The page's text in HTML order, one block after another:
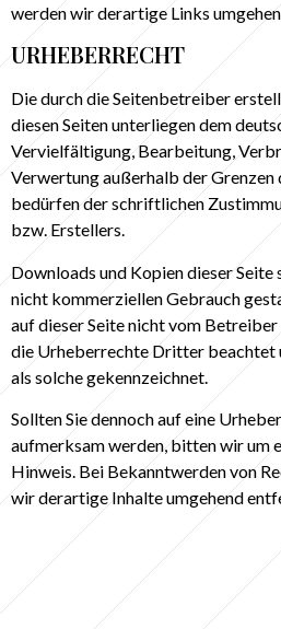
werden wir derartige Links
URHEBERRECHT
Die durch die Seitenbetreiber
diesen Seiten unterliegen dem
Vervielfältigung, Bearbeitung,
Verwertung außerhalb der Grenzen
bedürfen der schriftlichen
bzw. Erstellers.
Downloads und Kopien dieser Seite
nicht kommerziellen Gebrauch
auf dieser Seite nicht vom
die Urheberrechte Dritter beachtet
als solche gekennzeichnet.
Sollten Sie dennoch auf eine
aufmerksam werden, bitten wir um
Hinweis. Bei Bekanntwerden von
wir derartige Inhalte umgehend